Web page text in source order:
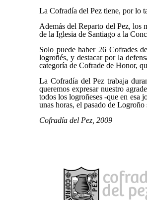
La Cofradía del Pez tiene, por lo
Además delReparto del Pez, los
de la Iglesia de Santiago a la
Solo puede haber 26 Cofrades
logroñés, y destacar por la
categoría de Cofrade de Honor,
La Cofradía del Pez trabaja
queremos expresar nuestro
todos los logroñeses -que en esa
unas horas, el pasado de Logroño
Cofradía del Pez , 2009